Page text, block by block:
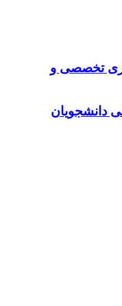
تخصصی و
دانشجویان